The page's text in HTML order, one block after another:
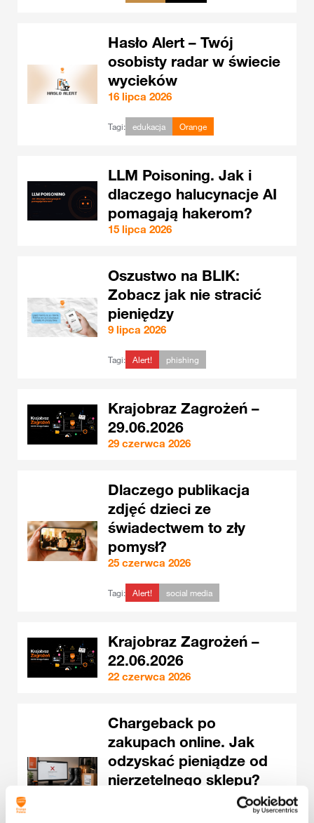
Hasło Alert – Twój
osobisty radar w świecie
wycieków
16 lipca 2026
Tagi: edukacja Orange
LLM Poisoning. Jak i
dlaczego halucynacje AI
pomagają hakerom?
15 lipca 2026
Oszustwo na BLIK:
Zobacz jak nie stracić
pieniędzy
9 lipca 2026
Tagi: Alert! phishing
Krajobraz Zagrożeń –
29.06.2026
29 czerwca 2026
Dlaczego publikacja
zdjęć dzieci ze
świadectwem to zły
pomysł?
25 czerwca 2026
Tagi: Alert! social media
Krajobraz Zagrożeń –
22.06.2026
22 czerwca 2026
Chargeback po
zakupach online. Jak
odzyskać pieniądze od
nierzetelnego sklepu?